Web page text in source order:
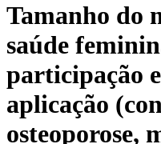
Tamanho do
saúde
participação
aplicação
osteoporose,